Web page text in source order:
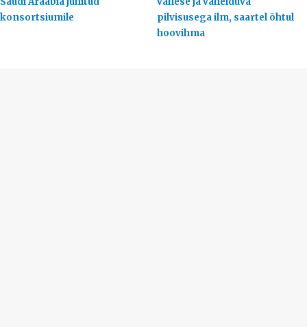
konsortsiumile
pilvisusega ilm, saartel õhtul
hoovihma